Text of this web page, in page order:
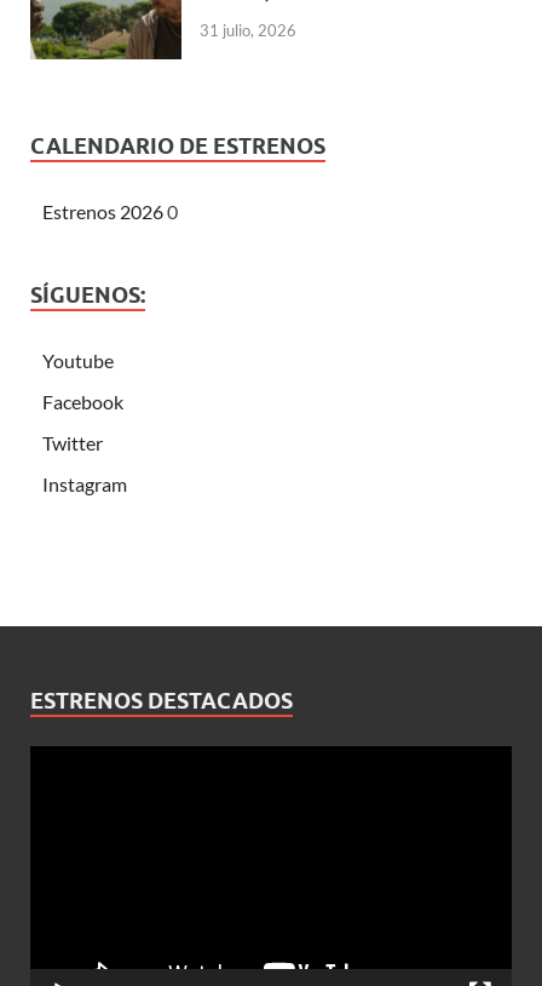
31 julio, 2026
CALENDARIO DE ESTRENOS
Estrenos 20260
SÍGUENOS:
Youtube
Facebook
Twitter
Instagram
ESTRENOS DESTACADOS